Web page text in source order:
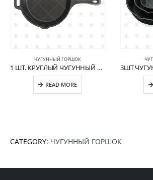
ЧУГУННЫЙ ГОРШОК
1 ШТ. КРУГЛЫЙ ЧУГУННЫЙ СОТЕЙНИК С ПОМОЩНИЦЕЙ CW-CI004
READ MORE
CATEGORY: ЧУГУННЫЙ ГОРШОК